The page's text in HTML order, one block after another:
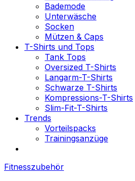
Bademode
Unterwäsche
Socken
Mützen & Caps
T-Shirts und Tops
Tank Tops
Oversized T-Shirts
Langarm-T-Shirts
Schwarze T-Shirts
Kompressions-T-Shirts
Slim-Fit-T-Shirts
Trends
Vorteilspacks
Trainingsanzüge
Fitnesszubehör